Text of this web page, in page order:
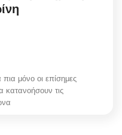
μόνο οι επίσημες
κατανοήσουν τις